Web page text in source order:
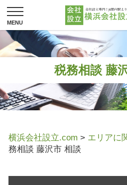
税務相談 藤
横浜会社設立.com > エリアに
務相談 藤沢市 相談